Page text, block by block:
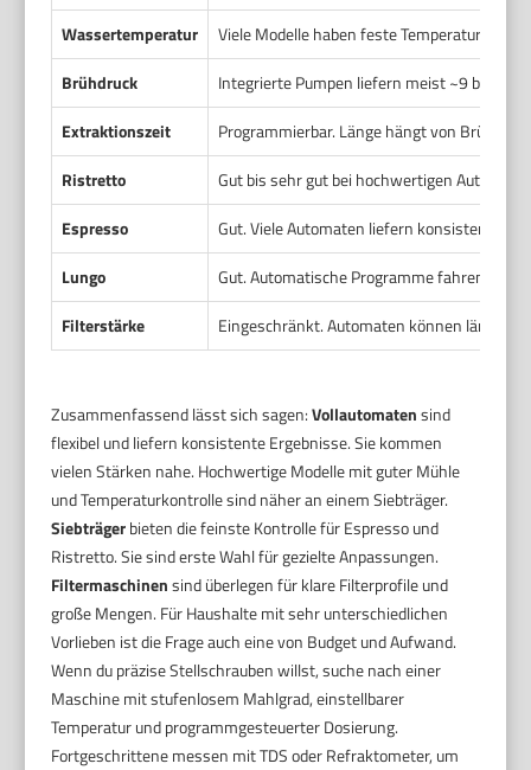
Wassertemperatur
Viele Modelle haben feste
Brühdruck
Integrierte Pumpen liefern meist ~9 bar. Gut
Extraktionszeit
Programmierbar. Länge hängt von
Ristretto
Gut bis sehr gut bei hochwertigen
Espresso
Gut. Viele Automaten liefern konsistente
Lungo
Gut. Automatische Programme fahren
Filterstärke
Eingeschränkt. Automaten können längere
Zusammenfassend lässt sich sagen:Vollautomatensind
flexibel und liefern konsistente Ergebnisse. Sie kommen
vielen Stärken nahe. Hochwertige Modelle mit guter Mühle
und Temperaturkontrolle sind näher an einem Siebträger.
Siebträgerbieten die feinste Kontrolle für Espresso und
Ristretto. Sie sind erste Wahl für gezielte Anpassungen.
Filtermaschinensind überlegen für klare Filterprofile und
große Mengen. Für Haushalte mit sehr unterschiedlichen
Vorlieben ist die Frage auch eine von Budget und Aufwand.
Wenn du präzise Stellschrauben willst, suche nach einer
Maschine mit stufenlosem Mahlgrad, einstellbarer
Temperatur und programmgesteuerter Dosierung.
Fortgeschrittene messen mit TDS oder Refraktometer, um